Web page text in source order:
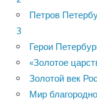
Петров
3
Герои
«Золотое
Золотой век
Мир